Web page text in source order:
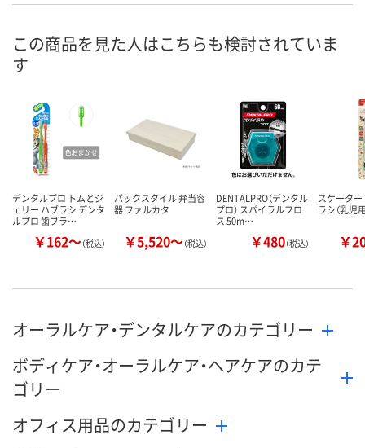
お届け日
数量
カゴへ カゴへ カ
この商品を見た人はこちらも検討されていま
す
デンタルプロ トムとジ
ェリー ハブラシ デンタ
ルプロ 歯ブラ…
￥162～（税込）
パックスタイル 弁当容
器 ファルカタ
￥5,520～（税込）
DENTALPRO（デンタル
プロ） スパイラルフロ
ス 50m…
￥480（税込）
スケータ
ラシ（乳児
￥
オーラルケア・デンタルケアのカテゴリー
ボディケア・オーラルケア・ヘアケアのカテ
ゴリー
オフィス用品のカテゴリー